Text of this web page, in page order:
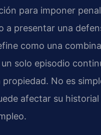
para imponer
a presentar una
como una
solo episodio
No es
afectar su